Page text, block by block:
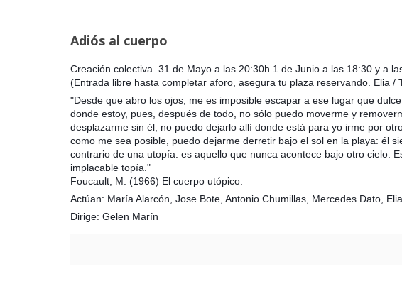
Adiós al cuerpo
Creación colectiva. 31 de Mayo a las 20:30h 1 de Junio a las 18:30 y a
(Entrada libre hasta completar aforo, asegura tu plaza reservando. Elia /
"Desde que abro los ojos, me es imposible escapar a ese lugar que
donde estoy, pues, después de todo, no sólo puedo moverme y
desplazarme sin él; no puedo dejarlo allí donde está para yo irme por
como me sea posible, puedo dejarme derretir bajo el sol en la playa: él
contrario de una utopía: es aquello que nunca acontece bajo otro cielo.
implacable topía."
Foucault, M. (1966) El cuerpo utópico.
Actúan: María Alarcón, Jose Bote, Antonio Chumillas, Mercedes Dato,
Dirige: Gelen Marín